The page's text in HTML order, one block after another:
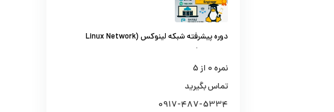
دوره پیشرفته شبکه لینوکس (Linux Network
نمره0 از 5
تماس بگیرید
0917-487-5334